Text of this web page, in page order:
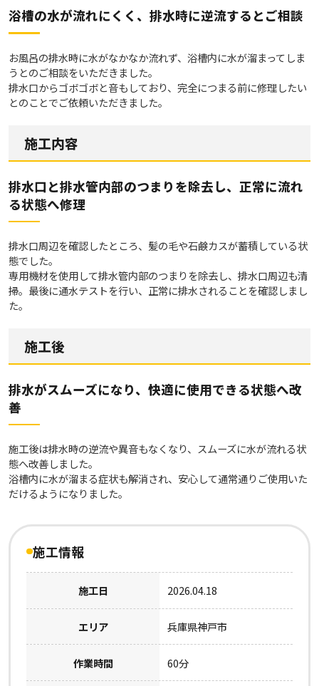
浴槽の水が流れにくく、排水時に逆流するとご相談
お風呂の排水時に水がなかなか流れず、浴槽内に水が溜まってしま
うとのご相談をいただきました。
排水口からゴボゴボと音もしており、完全につまる前に修理したい
とのことでご依頼いただきました。
施工内容
排水口と排水管内部のつまりを除去し、正常に流れ
る状態へ修理
排水口周辺を確認したところ、髪の毛や石鹸カスが蓄積している状
態でした。
専用機材を使用して排水管内部のつまりを除去し、排水口周辺も清
掃。最後に通水テストを行い、正常に排水されることを確認しまし
た。
施工後
排水がスムーズになり、快適に使用できる状態へ改
善
施工後は排水時の逆流や異音もなくなり、スムーズに水が流れる状
態へ改善しました。
浴槽内に水が溜まる症状も解消され、安心して通常通りご使用いた
だけるようになりました。
施工情報
施工日 2026.04.18
エリア 兵庫県神戸市
作業時間 60分